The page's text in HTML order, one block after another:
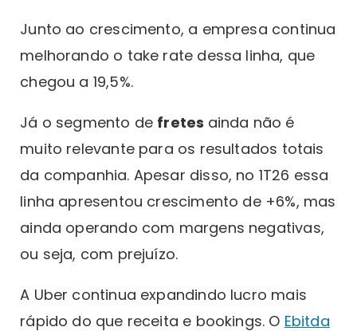
Junto ao crescimento, a empresa continua
melhorando o take rate dessa linha, que
chegou a 19,5%.
Já o segmento de fretes ainda não é
muito relevante para os resultados totais
da companhia. Apesar disso, no 1T26 essa
linha apresentou crescimento de +6%, mas
ainda operando com margens negativas,
ou seja, com prejuízo.
A Uber continua expandindo lucro mais
rápido do que receita e bookings. O Ebitda